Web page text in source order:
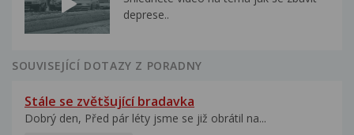
deprese..
SOUVISEJÍCÍ DOTAZY Z PORADNY
Stále se zvětšující bradavka
Dobrý den, Před pár léty jsme se již obrátil na...